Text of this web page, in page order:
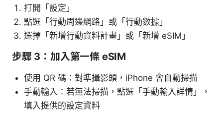
打開「設定」
點選「行動周邊網路」或「行動數據」
選擇「新增行動資料計畫」或「新增 eSIM」
步驟 3：加入第一條 eSIM
使用 QR 碼：對準攝影頭，iPhone 會自動掃描
手動輸入：若無法掃描，點選「手動輸入詳情」，
填入提供的設定資料